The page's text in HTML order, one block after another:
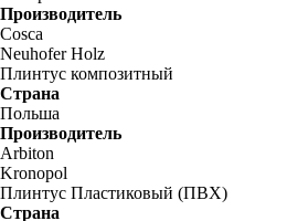
Производитель
Cosca
Neuhofer Holz
Плинтус композитный
Страна
Польша
Производитель
Arbiton
Kronopol
Плинтус Пластиковый (ПВХ)
Страна